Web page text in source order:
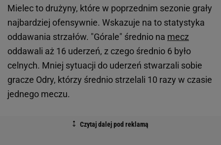
Mielec to drużyny, które w poprzednim sezonie grały
najbardziej ofensywnie. Wskazuje na to statystyka
oddawania strzałów. "Górale" średnio na mecz
oddawali aż 16 uderzeń, z czego średnio 6 było
celnych. Mniej sytuacji do uderzeń stwarzali sobie
gracze Odry, którzy średnio strzelali 10 razy w czasie
jednego meczu.